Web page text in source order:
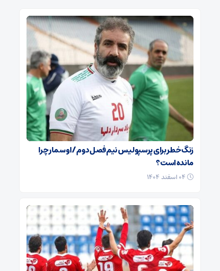
زنگ خطر برای پرسپولیس نیم‌فصل دوم / اوسمار چرا
مانده است؟